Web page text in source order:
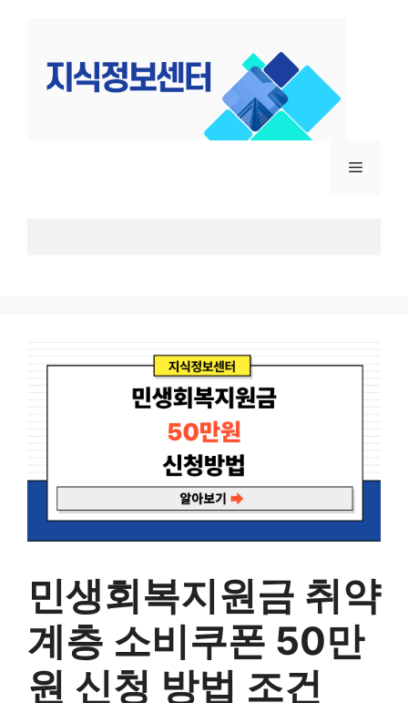
메
민생회복지원금 취약
계층 소비쿠폰 50만
원 신청 방법 조건